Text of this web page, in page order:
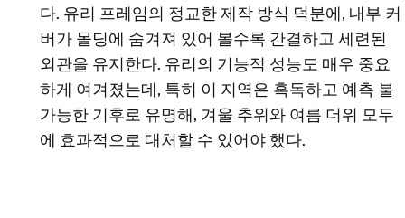
다. 유리 프레임의 정교한 제작 방식 덕분에, 내부 커
버가 몰딩에 숨겨져 있어 볼수록 간결하고 세련된
외관을 유지한다. 유리의 기능적 성능도 매우 중요
하게 여겨졌는데, 특히 이 지역은 혹독하고 예측 불
가능한 기후로 유명해, 겨울 추위와 여름 더위 모두
에 효과적으로 대처할 수 있어야 했다.